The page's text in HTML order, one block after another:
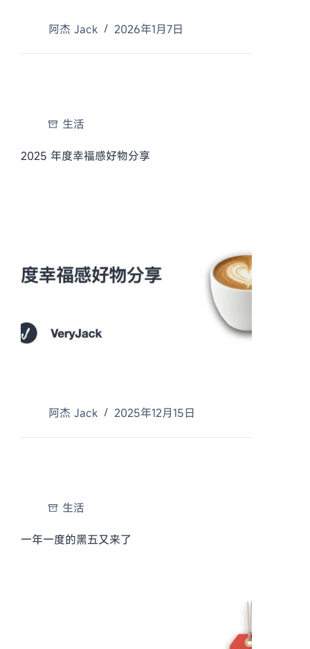
阿杰 Jack 2026年1月7日
生活
2025 年度幸福感好物分享
阿杰 Jack 2025年12月15日
生活
一年一度的黑五又来了